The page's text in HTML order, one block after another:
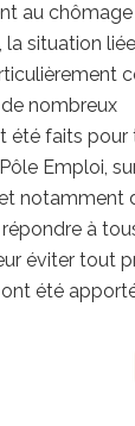
au
la situation
nombreux
été faits pour
Emploi,
notamment
à
éviter tout
été